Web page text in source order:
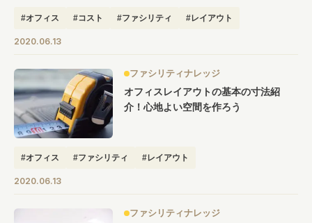
#オフィス #コスト #ファシリティ #レイアウト
2020.06.13
ファシリティナレッジ
オフィスレイアウトの基本の寸法紹
介！心地よい空間を作ろう
#オフィス #ファシリティ #レイアウト
2020.06.13
ファシリティナレッジ